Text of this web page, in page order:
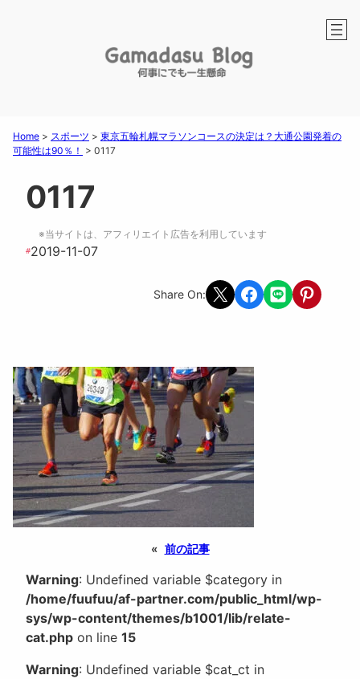
Home > スポーツ > 東京五輪札幌マラソンコースの決定は？大通公園発着の
可能性は90％！ > 0117
0117
※当サイトは、アフィリエイト広告を利用しています
#2019-11-07
Share On: Share on X Share on Facebook
Share on LINEShare on
« 前の記事
Warning: Undefined variable $category in
/home/fuufuu/af-partner.com/public_html/wp-
sys/wp-content/themes/b1001/lib/relate-
cat.php on line 15
Warning: Undefined variable $cat_ct in